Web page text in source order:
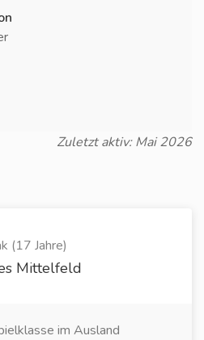
Zuletzt aktiv: Mai 2026
(17 Jahre)
Mittelfeld
im Ausland